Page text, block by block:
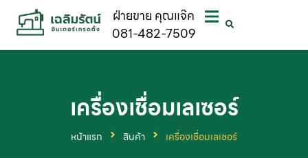
ฝ่ายขาย คุณแจ๊ค
081-482-7509
เครื่องเชื่อมเลเซอร์
หน้าแรก สินค้า เครื่องเชื่อมเลเซอร์